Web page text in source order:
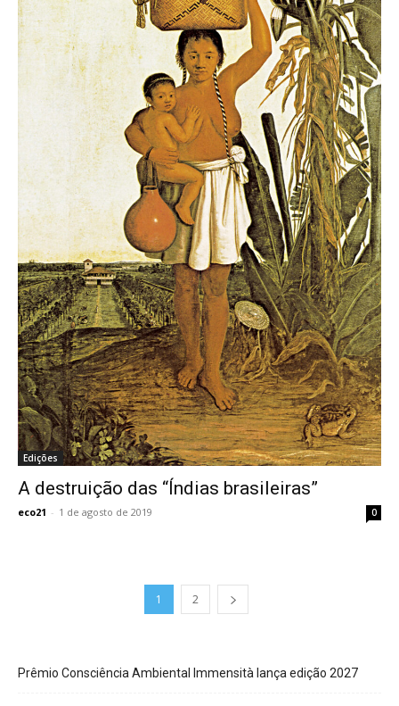
Edições
A destruição das “Índias brasileiras”
eco21 - 1 de agosto de 2019 0
1 2
Prêmio Consciência Ambiental Immensità lança edição 2027